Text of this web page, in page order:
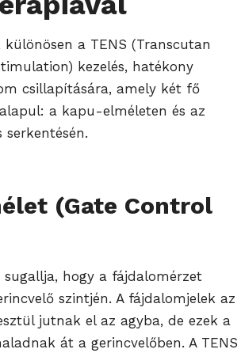
a TENS (Transcutan
kezelés, hatékony
csillapítására, amely két fő
a kapu-elméleten és az
(Gate Control
hogy a fájdalomérzet
szintjén. A fájdalomjelek az
jutnak el az agyba, de ezek a
át a gerincvelőben. A TENS